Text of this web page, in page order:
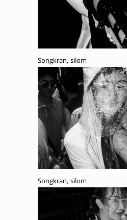
Songkran, silom
Songkran, silom